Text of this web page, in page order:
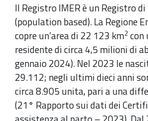
Il Registro IMER è un Registro
(population based). La Regione
copre un’area di 22 123 km2con
residente di circa 4,5 milioni di
gennaio 2024). Nel 2023 le
29.112; negli ultimi dieci anni
circa 8.905 unita, pari a una
(21° Rapporto sui dati dei